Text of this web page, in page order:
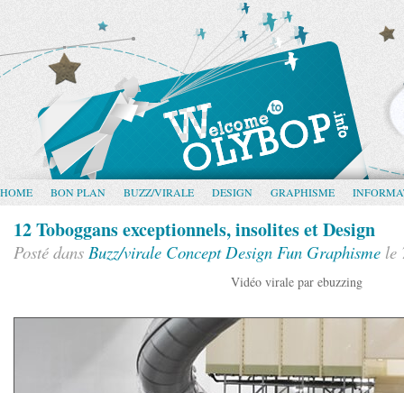
HOME BON PLAN BUZZ/VIRALE DESIGN GRAPHISME
12 Toboggans exceptionnels, insolites et Design
Posté dans Buzz/virale Concept Design Fun Graphisme le
Vidéo virale par ebuzzing